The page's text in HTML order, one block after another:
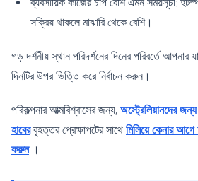
সক্রিয় থাকলে মাঝারি থেকে বেশি।
গড় দর্শনীয় স্থান পরিদর্শনের দিনের পরিবর্তে আপনার
দিনটির উপর ভিত্তি করে নির্বাচন করুন।
পরিকল্পনার আত্মবিশ্বাসের জন্য, অস্ট্রেলিয়ানদের
হাবেরবৃহত্তর প্রেক্ষাপটের সাথে মিলিয়ে কেনার আগে
করুন।